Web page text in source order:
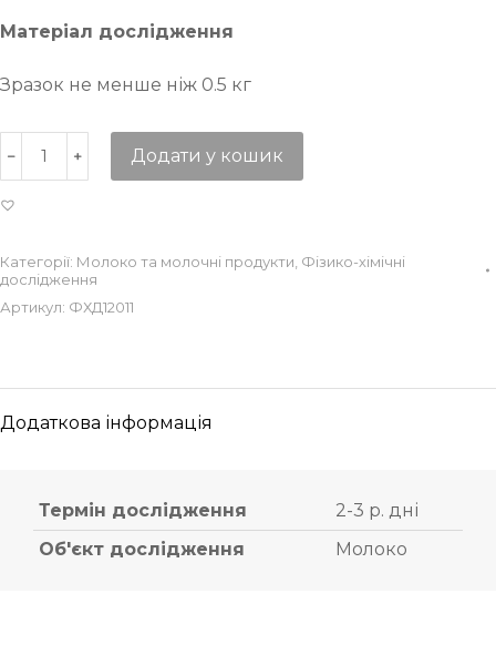
Матеріал дослідження
Зразок не менше ніж 0.5 кг
Додати у кошик
Категорії: Молоко та молочні продукти, Фізико-хімічні
дослідження
Артикул: ФХД12011
Додаткова інформація
Термін дослідження
2-3 р. дні
Об'єкт дослідження
Молоко